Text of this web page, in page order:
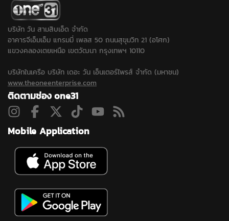
บริษัท วัน สามสิบเอ็ด จำกัด
อาคารจีเอ็มเอ็ม แกรมมี่ เพลส 50 ถนนสุขุมวิท 21 (อโศก)
แขวงคลองเตยเหนือ เขตวัฒนา กรุงเทพฯ 10110
บริษัทในเครือ บริษัท เดอะ วัน เอ็นเตอร์ไพรส์ จำกัด (มหาชน)
www.theoneenterprise.com
ติดตามช่อง one31
Mobile Application